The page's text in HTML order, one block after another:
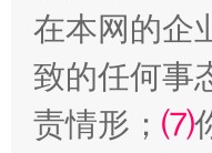
在本网的企
致的任何事
责情形； ⑺